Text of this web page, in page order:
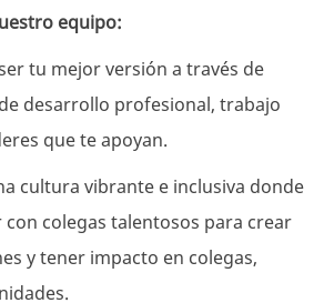
equipo:
tu mejor versión a través de
desarrollo profesional, trabajo
que te apoyan.
cultura vibrante e inclusiva donde
colegas talentosos para crear
y tener impacto en colegas,